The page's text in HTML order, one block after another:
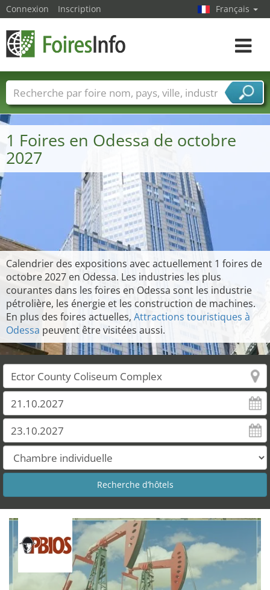
1 Foires en Odessa de octobre
2027
Calendrier des expositions avec actuellement 1 foires de
octobre 2027 en Odessa. Les industries les plus
courantes dans les foires en Odessa sont les industrie
pétrolière, les énergie et les construction de machines.
En plus des foires actuelles, Attractions touristiques à
Odessa peuvent être visitées aussi.
Connexion Inscription Français
Toggle
Foire noms Pays Villes
Secteurs de foire
Secteurs du fournisseur de services